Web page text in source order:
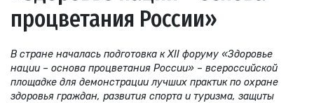
процветания России»
В стране началась подготовка к XII форуму «Здоровье
нации – основа процветания России» – всероссийской
площадке для демонстрации лучших практик по охране
здоровья граждан, развития спорта и туризма, защиты